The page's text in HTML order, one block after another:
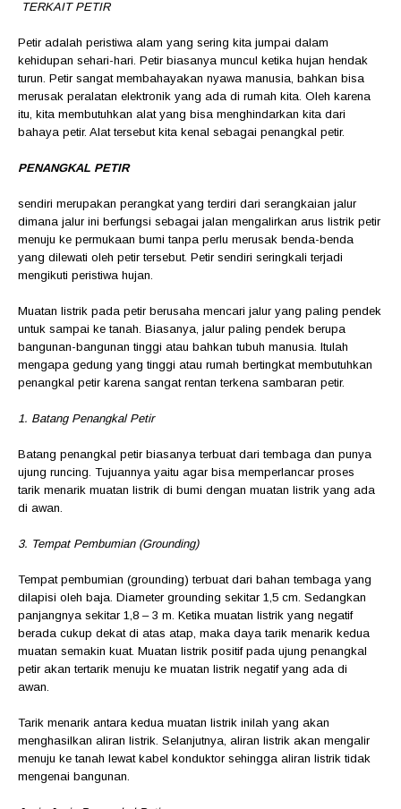
TERKAIT PETIR
Petir adalah peristiwa alam yang sering kita jumpai dalam
kehidupan sehari-hari. Petir biasanya muncul ketika hujan hendak
turun. Petir sangat membahayakan nyawa manusia, bahkan bisa
merusak peralatan elektronik yang ada di rumah kita. Oleh karena
itu, kita membutuhkan alat yang bisa menghindarkan kita dari
bahaya petir. Alat tersebut kita kenal sebagai penangkal petir.
PENANGKAL PETIR
sendiri merupakan perangkat yang terdiri dari serangkaian jalur
dimana jalur ini berfungsi sebagai jalan mengalirkan arus listrik petir
menuju ke permukaan bumi tanpa perlu merusak benda-benda
yang dilewati oleh petir tersebut. Petir sendiri seringkali terjadi
mengikuti peristiwa hujan.
Muatan listrik pada petir berusaha mencari jalur yang paling pendek
untuk sampai ke tanah. Biasanya, jalur paling pendek berupa
bangunan-bangunan tinggi atau bahkan tubuh manusia. Itulah
mengapa gedung yang tinggi atau rumah bertingkat membutuhkan
penangkal petir karena sangat rentan terkena sambaran petir.
1. Batang Penangkal Petir
Batang penangkal petir biasanya terbuat dari tembaga dan punya
ujung runcing. Tujuannya yaitu agar bisa memperlancar proses
tarik menarik muatan listrik di bumi dengan muatan listrik yang ada
di awan.
3. Tempat Pembumian (Grounding)
Tempat pembumian (grounding) terbuat dari bahan tembaga yang
dilapisi oleh baja. Diameter grounding sekitar 1,5 cm. Sedangkan
panjangnya sekitar 1,8 – 3 m. Ketika muatan listrik yang negatif
berada cukup dekat di atas atap, maka daya tarik menarik kedua
muatan semakin kuat. Muatan listrik positif pada ujung penangkal
petir akan tertarik menuju ke muatan listrik negatif yang ada di
awan.
Tarik menarik antara kedua muatan listrik inilah yang akan
menghasilkan aliran listrik. Selanjutnya, aliran listrik akan mengalir
menuju ke tanah lewat kabel konduktor sehingga aliran listrik tidak
mengenai bangunan.